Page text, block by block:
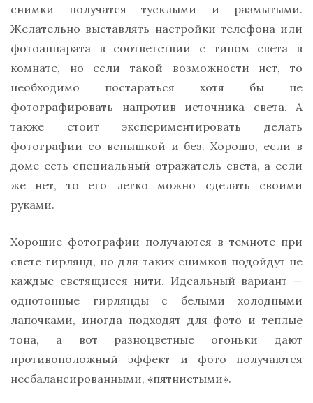
снимки получатся тусклыми и размытыми.
Желательно выставлять настройки телефона или
фотоаппарата в соответствии с типом света в
комнате, но если такой возможности нет, то
необходимо постараться хотя бы не
фотографировать напротив источника света. А
также стоит экспериментировать делать
фотографии со вспышкой и без. Хорошо, если в
доме есть специальный отражатель света, а если
же нет, то его легко можно сделать своими
руками.
Хорошие фотографии получаются в темноте при
свете гирлянд, но для таких снимков подойдут не
каждые светящиеся нити. Идеальный вариант —
однотонные гирлянды с белыми холодными
лапочками, иногда подходят для фото и теплые
тона, а вот разноцветные огоньки дают
противоположный эффект и фото получаются
несбалансированными, «пятнистыми».